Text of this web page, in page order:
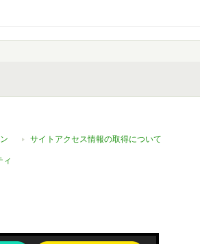
サイトアクセス情報の取得について
ィ